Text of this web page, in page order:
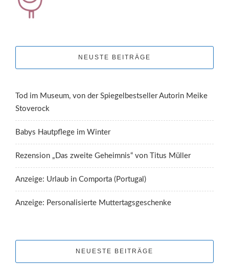
NEUSTE BEITRÄGE
Tod im Museum, von der Spiegelbestseller Autorin Meike
Stoverock
Babys Hautpflege im Winter
Rezension „Das zweite Geheimnis“ von Titus Müller
Anzeige: Urlaub in Comporta (Portugal)
Anzeige: Personalisierte Muttertagsgeschenke
NEUESTE BEITRÄGE